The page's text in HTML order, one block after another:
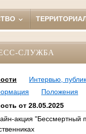
СЛУЖБА
Интервью,
Положения
от 28.05.2025
акция "Бессмертный